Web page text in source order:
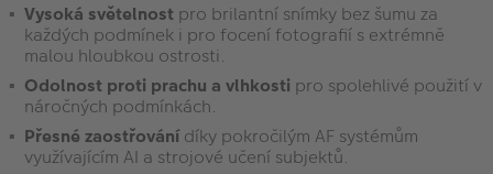
Vysoká světelnost pro brilantní snímky bez šumu za
každých podmínek i pro focení fotografií s extrémně
malou hloubkou ostrosti.
Odolnost proti prachu a vlhkosti pro spolehlivé použití v
náročných podmínkách.
Přesné zaostřování díky pokročilým AF systémům
využívajícím AI a strojové učení subjektů.